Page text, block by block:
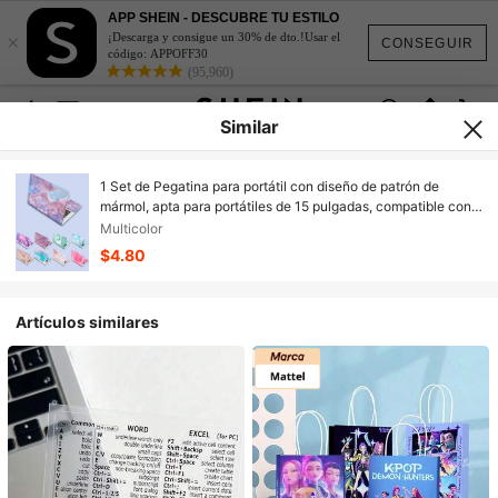
CONSEGUIR
×
APP SHEIN - DESCUBRE TU ESTILO
¡Descarga y consigue un 30% de dto.!Usar el
código: APPOFF30
(95,960)
Similar
1 Set de Pegatina para portátil con diseño de patrón de
mármol, apta para portátiles de 15 pulgadas, compatible con
HP y otras marcas
Multicolor
$4.80
Artículos similares